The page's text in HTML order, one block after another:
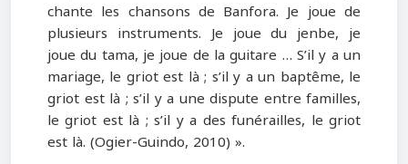
chante les chansons de Banfora. Je joue de
plusieurs instruments. Je joue du jenbe, je
joue du tama, je joue de la guitare … S’il y a un
mariage, le griot est là ; s’il y a un baptême, le
griot est là ; s’il y a une dispute entre familles,
le griot est là ; s’il y a des funérailles, le griot
est là. (Ogier-Guindo, 2010) ».